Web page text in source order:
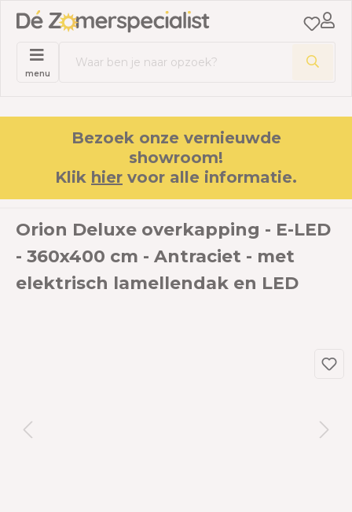
menu
Bezoek onze vernieuwde
showroom!
Klik hier voor alle informatie.
Orion Deluxe overkapping - E-LED
- 360x400 cm - Antraciet - met
elektrisch lamellendak en LED